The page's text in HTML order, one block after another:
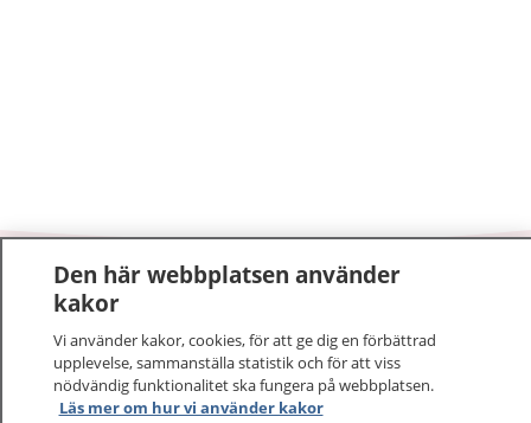
1177–tryggt om din hälsa och vård
På 1177.se får du råd om hälsa och information om
sjukdomar och vilka mottagningar du kan kontakta.
Logga in för att läsa din journal och göra dina
Den här webbplatsen använder
kakor
Vi använder kakor, cookies, för att ge dig en förbättrad
upplevelse, sammanställa statistik och för att viss
nödvändig funktionalitet ska fungera på webbplatsen.
Läs mer om hur vi använder kakor